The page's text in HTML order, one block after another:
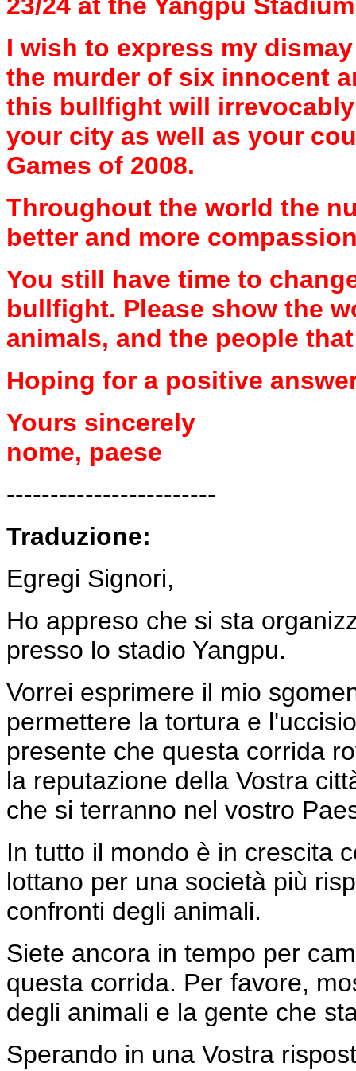
I wish to express my
the murder of six innocent
this bullfight will
your city as well as your
Games of 2008.
Throughout the world the
better and more
You still have time to
bullfight. Please show the
animals, and the people
Hoping for a positive
Yours sincerely
nome, paese
------------------------
Traduzione:
Egregi Signori,
Ho appreso che si sta
presso lo stadio Yangpu.
Vorrei esprimere il mio
permettere la tortura e
presente che questa corrida
la reputazione della Vostra
che si terranno nel vostro
In tutto il mondo è in crescita
lottano per una società più
confronti degli animali.
Siete ancora in tempo per
questa corrida. Per favore,
degli animali e la gente che
Sperando in una Vostra